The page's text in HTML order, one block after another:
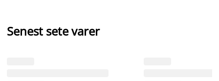
Senest sete varer